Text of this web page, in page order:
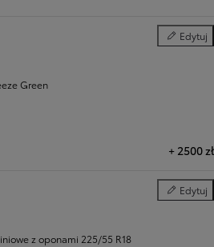
Edytuj
Kolor
Green
+ 2500 zł
Edytuj
Koła
z oponami 225/55 R18